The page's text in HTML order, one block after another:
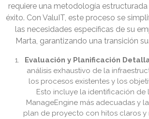
requiere una metodología estructurada
éxito. Con ValuIT, este proceso se
las necesidades específicas de su
Marta, garantizando una transición
Evaluación y Planificación
análisis exhaustivo de la
los procesos existentes y los
Esto incluye la identificación de
ManageEngine más adecuadas y
plan de proyecto con hitos claros y